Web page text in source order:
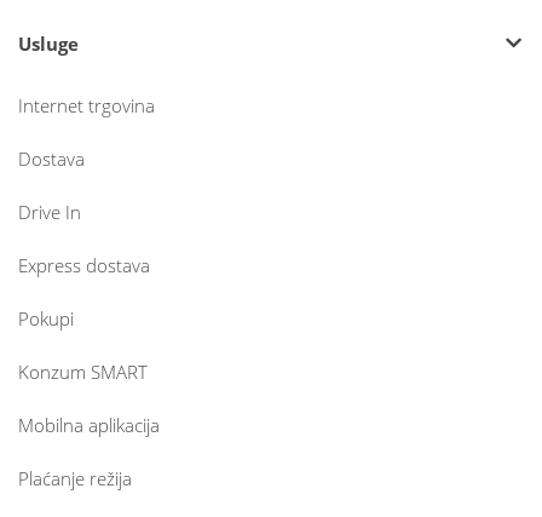
Usluge
Internet trgovina
Dostava
Drive In
Express dostava
Pokupi
Konzum SMART
Mobilna aplikacija
Plaćanje režija